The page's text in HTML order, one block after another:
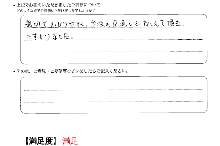
【満足度】
満足